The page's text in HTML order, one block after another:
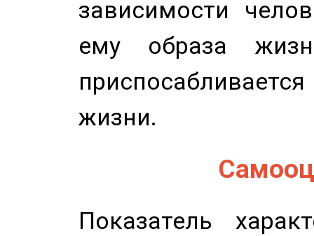
зависимости
ему образа
жизни.
Показатель